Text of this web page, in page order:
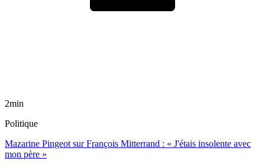
2min
Politique
Mazarine Pingeot sur François Mitterrand : « J'étais insolente avec
mon père »